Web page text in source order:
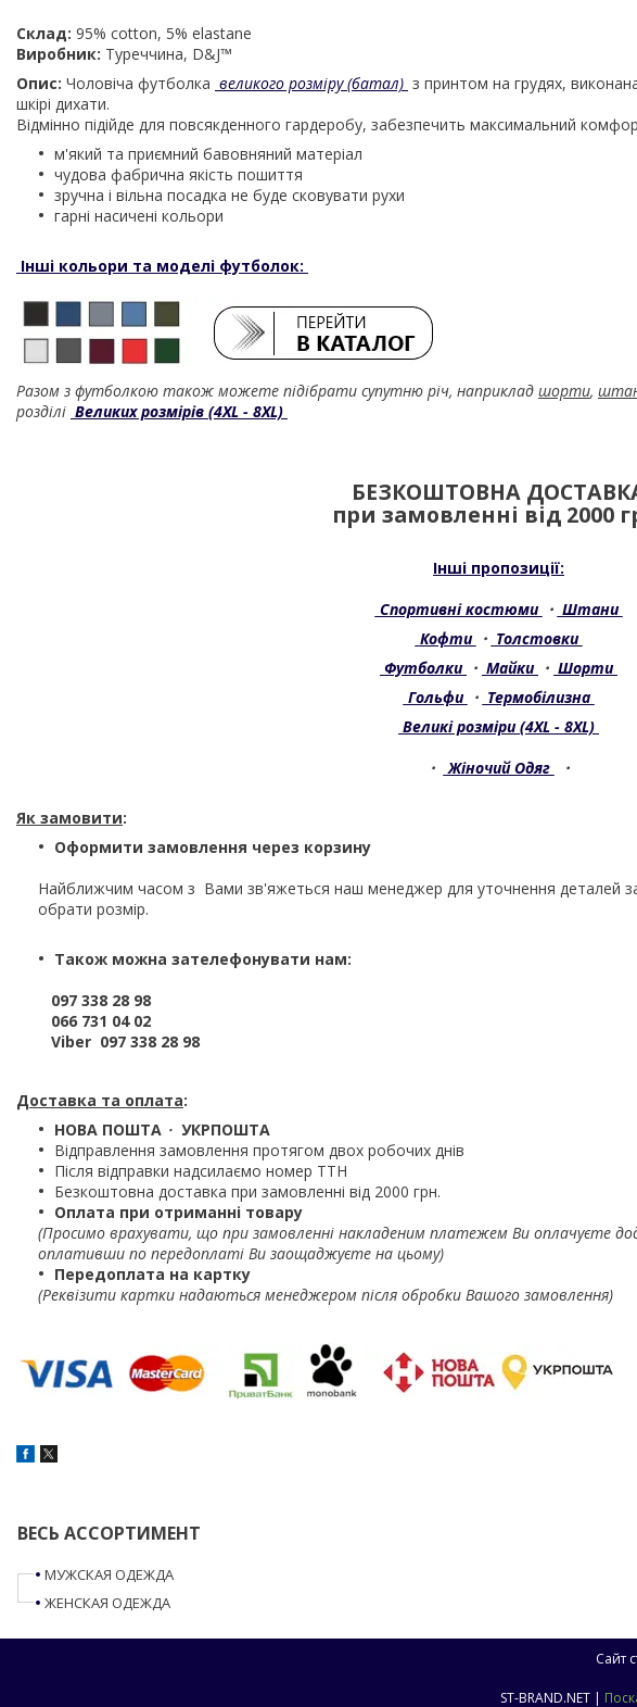
Склад: 95% cotton, 5% elastane
Виробник: Туреччина, D&J™
Опис: Чоловіча футболка великого розміру (батал) з принтом на грудях,
шкірі дихати.
Відмінно підійде для повсякденного гардеробу, забезпечить максимальний
м'який та приємний бавовняний матеріал
чудова фабрична якість пошиття
зручна і вільна посадка не буде сковувати рухи
гарні насичені кольори
Інші кольори та моделі футболок:
Разом з футболкою також можете підібрати супутню річ, наприклад шорти,
розділі Великих розмірів (4XL - 8XL)
БЕЗКОШТОВНА
при замовленні від 2000
Інші пропозиції:
Спортивні костюми ・ Штани
Кофти ・ Толстовки
Футболки ・ Майки ・ Шорти
Гольфи ・ Термобілизна
Великі розміри (4XL - 8XL)
・ Жіночий Одяг ・
Як замовити:
Оформити замовлення через корзину
Найближчим часом з Вами зв'яжеться наш менеджер для уточнення деталей
обрати розмір.
Також можна зателефонувати нам:
097 338 28 98
066 731 04 02
Viber 097 338 28 98
Доставка та оплата:
НОВА ПОШТА ・ УКРПОШТА
Відправлення замовлення протягом двох робочих днів
Після відправки надсилаємо номер ТТН
Безкоштовна доставка при замовленні від 2000 грн.
Оплата при отриманні товару
(Просимо врахувати, що при замовленні накладеним платежем Ви оплачуєте
оплативши по передоплаті Ви заощаджуєте на цьому)
Передоплата на картку
(Реквізити картки надаються менеджером після обробки Вашого замовлення)
ВЕСЬ АССОРТИМЕНТ
МУЖСКАЯ ОДЕЖДА
ЖЕНСКАЯ ОДЕЖДА
Сайт
ST-BRAND.NET |